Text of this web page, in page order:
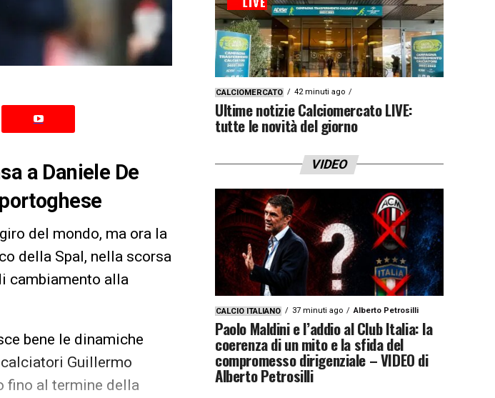
a Daniele De
del mondo, ma ora la
della Spal, nella scorsa
cambiamento alla
bene le dinamiche
Guillermo
fino al termine della
CALCIOMERCATO 42 minuti ago
Ultime notizie Calciomercato LIVE:
tutte le novità del giorno
VIDEO
CALCIO ITALIANO 37 minuti ago Alberto Petrosilli
Paolo Maldini e l’addio al Club Italia: la
coerenza di un mito e la sfida del
compromesso dirigenziale – VIDEO di
Alberto Petrosilli